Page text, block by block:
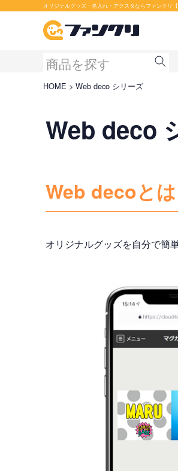
オリジナルグッズ・名入れ・アクスタならファンクリ
HOME Web deco シリーズ
Web deco
Web decoとは
オリジナルグッズを自分で簡